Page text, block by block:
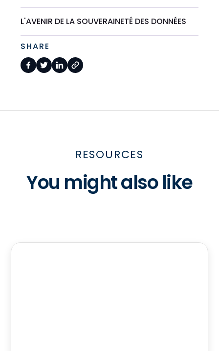
L'AVENIR DE LA SOUVERAINETÉ DES DONNÉES
SHARE
RESOURCES
You might also like